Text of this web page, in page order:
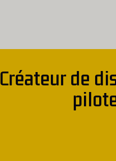
Créateur de